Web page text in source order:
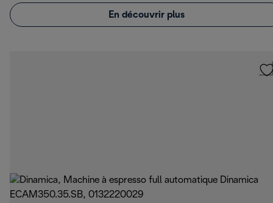
En découvrir plus